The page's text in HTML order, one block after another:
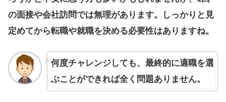
の面接や会社訪問では無理があります。しっかりと見
定めてから転職や就職を決める必要性はありますね。
何度チャレンジしても、最終的に適職を選
ぶことができれば全く問題ありません。